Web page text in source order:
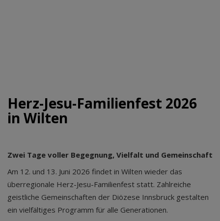
Herz-Jesu-Familienfest 2026
in Wilten
Zwei Tage voller Begegnung, Vielfalt und Gemeinschaft
Am 12. und 13. Juni 2026 findet in Wilten wieder das
überregionale Herz-Jesu-Familienfest statt. Zahlreiche
geistliche Gemeinschaften der Diözese Innsbruck gestalten
ein vielfältiges Programm für alle Generationen.